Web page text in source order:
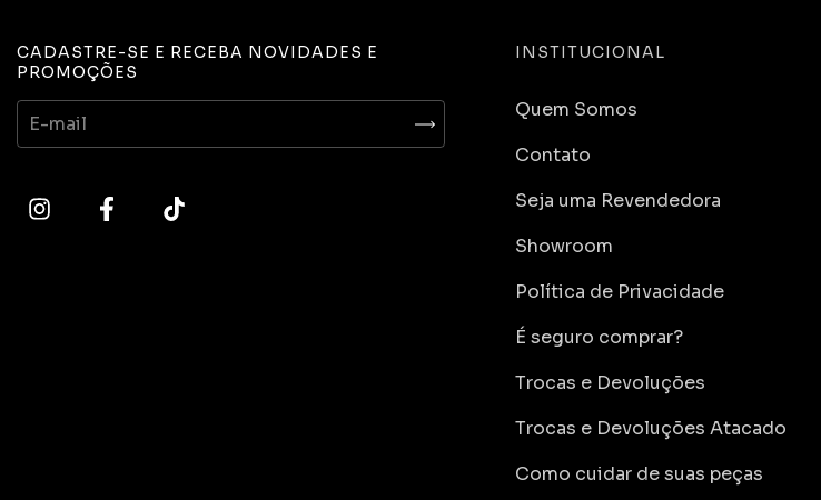
CADASTRE-SE E RECEBA NOVIDADES E
PROMOÇÕES
INSTITUCIONAL
Quem Somos
Contato
Seja uma Revendedora
Showroom
Política de Privacidade
É seguro comprar?
Trocas e Devoluções
Trocas e Devoluções Atacado
Como cuidar de suas peças